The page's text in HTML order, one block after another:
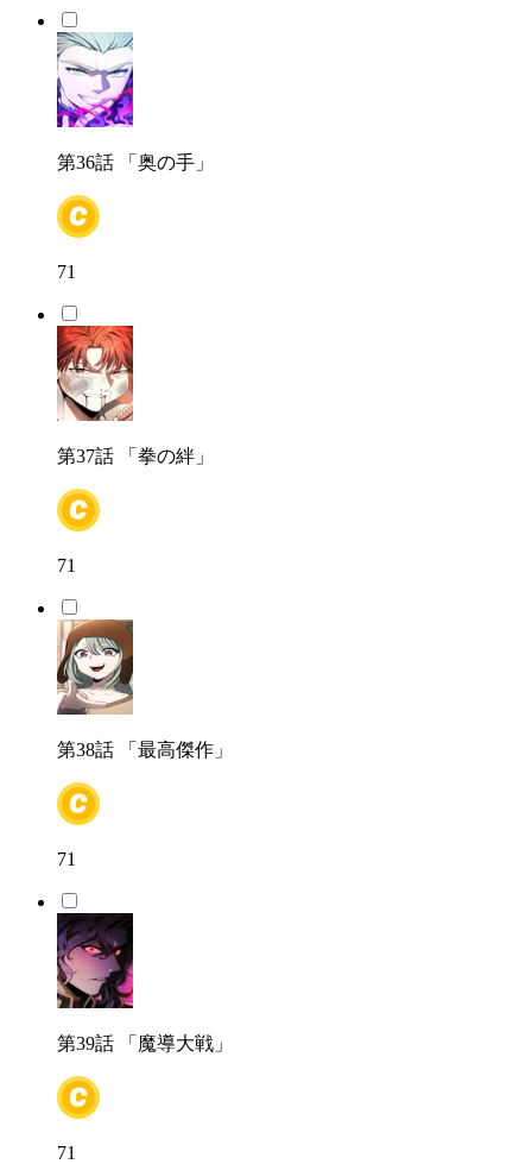
第36話 「奥の手」
71
第37話 「拳の絆」
71
第38話 「最高傑作」
71
第39話 「魔導大戦」
71